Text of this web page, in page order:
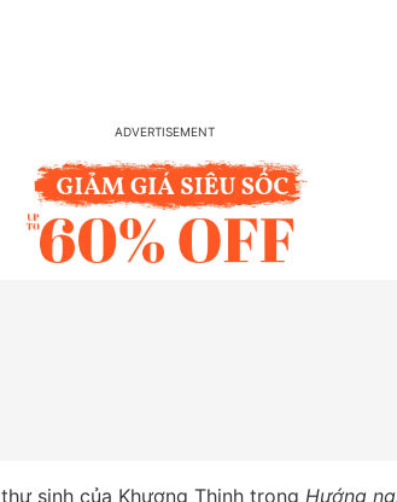
sinh của Khương Thịnh trong Hướng